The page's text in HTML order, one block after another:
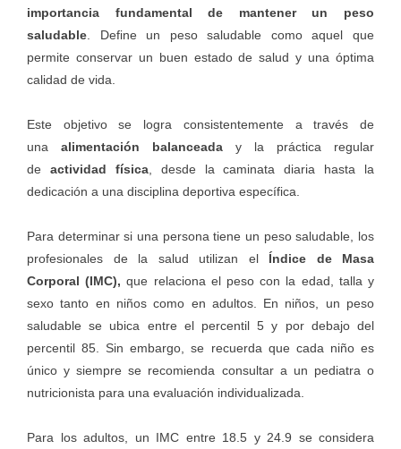
importancia fundamental de mantener un peso
saludable . Define un peso saludable como aquel que
permite conservar un buen estado de salud y una óptima
calidad de vida.
Este objetivo se logra consistentemente a través de
una alimentación balanceada y la práctica regular
de actividad física, desde la caminata diaria hasta la
dedicación a una disciplina deportiva específica.
Para determinar si una persona tiene un peso saludable, los
profesionales de la salud utilizan el Índice de Masa
Corporal (IMC), que relaciona el peso con la edad, talla y
sexo tanto en niños como en adultos. En niños, un peso
saludable se ubica entre el percentil 5 y por debajo del
percentil 85. Sin embargo, se recuerda que cada niño es
único y siempre se recomienda consultar a un pediatra o
nutricionista para una evaluación individualizada.
Para los adultos, un IMC entre 18.5 y 24.9 se considera